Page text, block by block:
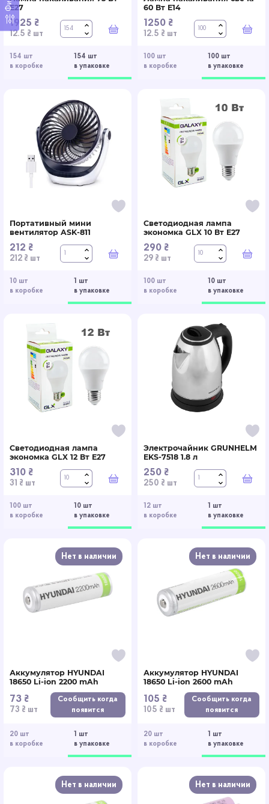
154 шт
в коробке
154 шт
в упаковке
E27
1925 ₴
12.5 ₴ шт В корзину
100 шт
в коробке
100 шт
в упаковке
60 Вт E14
1250 ₴
12.5 ₴ шт В
10 шт
в коробке
1 шт
в упаковке
Портативный мини
вентилятор ASK-811
212 ₴
212 ₴ шт В корзину
100 шт
в коробке
10 шт
в упаковке
Светодиодная лампа
экономка GLX 10 Вт E27
290 ₴
29 ₴ шт В
100 шт
в коробке
10 шт
в упаковке
Светодиодная лампа
экономка GLX 12 Вт E27
310 ₴
31 ₴ шт В корзину
12 шт
в коробке
1 шт
в упаковке
Электрочайник GRUNHELM
EKS-7518 1.8 л
250 ₴
250 ₴ шт В
Нет в наличии
20 шт
в коробке
1 шт
в упаковке
Аккумулятор HYUNDAI
18650 Li-ion 2200 mAh
73 ₴
73 ₴ шт
Сообщить когда
появится
Нет в наличии
20 шт
в коробке
1 шт
в упаковке
Аккумулятор HYUNDAI
18650 Li-ion 2600 mAh
105 ₴
105 ₴ шт
Сообщить когда
появится
Нет в наличии Нет в наличии